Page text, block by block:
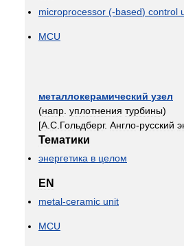
microprocessor (-based) control
MCU
металлокерамический узел
(напр уплотнения турбины)
[А С Гольдберг. Англо-русский
Тематики
энергетика в целом
EN
metal-ceramic unit
MCU